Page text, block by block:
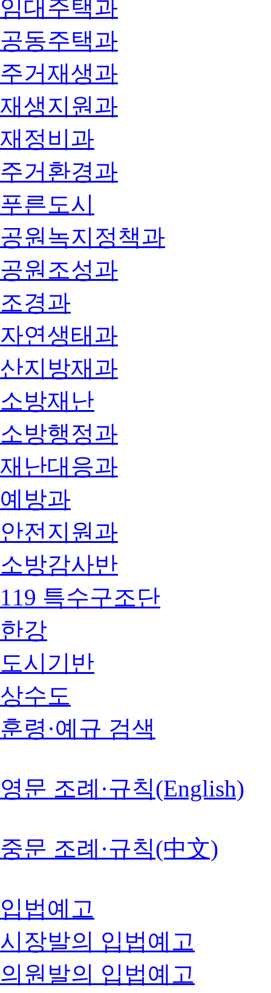
임대주택과
공동주택과
주거재생과
재생지원과
재정비과
주거환경과
푸른도시
공원녹지정책과
공원조성과
조경과
자연생태과
산지방재과
소방재난
소방행정과
재난대응과
예방과
안전지원과
소방감사반
119 특수구조단
한강
도시기반
상수도
훈령·예규 검색
영문 조례·규칙(English)
중문 조례·규칙(中文)
입법예고
시장발의 입법예고
의원발의 입법예고